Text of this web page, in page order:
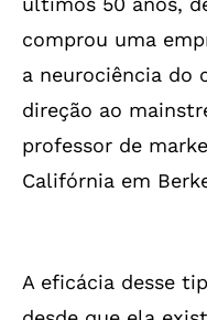
comprou uma
a neurociência do
direção ao
professor de
Califórnia em
A eficácia desse